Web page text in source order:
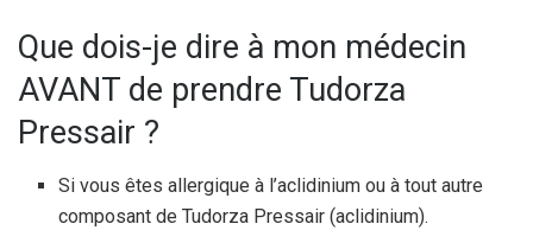
Que dois-je dire à mon médecin
AVANT de prendre Tudorza
Pressair ?
Si vous êtes allergique à l’aclidinium ou à tout autre
composant de Tudorza Pressair (aclidinium).